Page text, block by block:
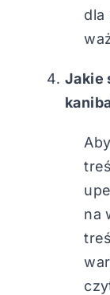
dla
Jakie
na